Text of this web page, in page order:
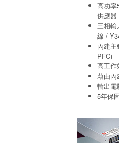
高功率
供應器
三相
線 /
內建
PFC)
高工作
藉由內
輸出電
5年保